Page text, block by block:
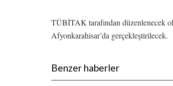
TÜBİTAK tarafından düzenlenecek
Afyonkarahisar’da gerçekleştirilecek.
Benzer haberler